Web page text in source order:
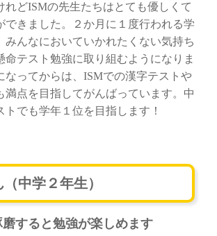
れどISMの先生たちはとても優しくて
できました。２か月に１度行われる学
みんなにおいていかれたくない気持ち
命テスト勉強に取り組むようになりま
なってからは、ISMでの漢字テストや
満点を目指してがんばっています。中
トでも学年１位を目指します！
中学２年生）
すると勉強が楽しめます